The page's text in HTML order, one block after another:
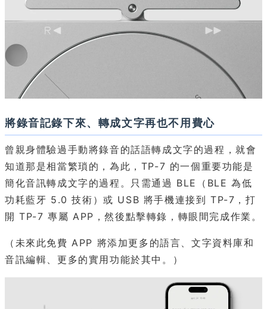
將錄音記錄下來、轉成文字再也不用費心
曾親身體驗過手動將錄音的話語轉成文字的過程，就會
知道那是相當繁瑣的，為此，TP-7 的一個重要功能是
簡化音訊轉成文字的過程。只需通過 BLE（BLE 為低
功耗藍牙 5.0 技術）或 USB 將手機連接到 TP-7，打
開 TP-7 專屬 APP，然後點擊轉錄，轉眼間完成作業。
（未來此免費 APP 將添加更多的語言、文字資料庫和
音訊編輯、更多的實用功能於其中。）